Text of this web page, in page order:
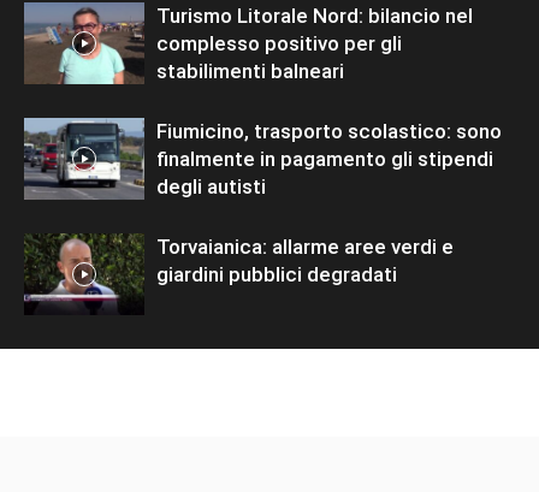
Turismo Litorale Nord: bilancio nel
complesso positivo per gli
stabilimenti balneari
Fiumicino, trasporto scolastico: sono
finalmente in pagamento gli stipendi
degli autisti
Torvaianica: allarme aree verdi e
giardini pubblici degradati